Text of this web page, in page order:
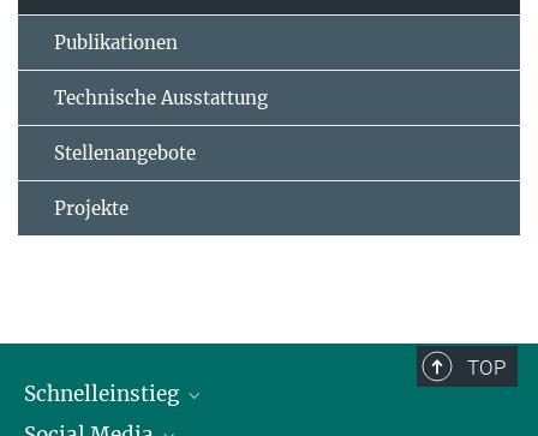
Publikationen
Technische Ausstattung
Stellenangebote
Projekte
TOP
Schnelleinstieg